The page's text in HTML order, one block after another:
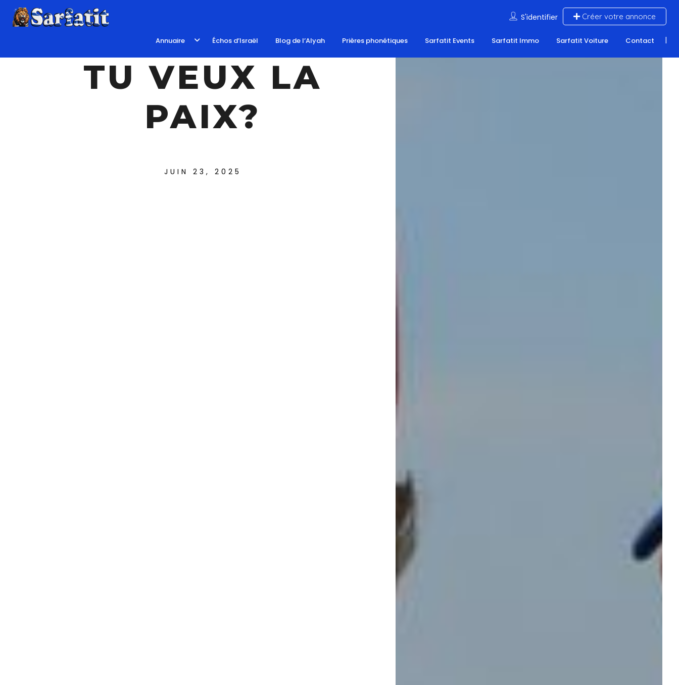
S'identifier Créer votre annonce
Annuaire Échos d’Israël Blog de l’Alyah Prières phonétiques Sarfatit Events Sarfatit Immo Sarfatit Voiture Contact
TU VEUX LA
PAIX?
JUIN 23, 2025